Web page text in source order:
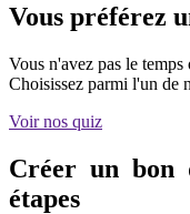
Vous préférez
Vous n'avez pas le
Choisissez parmi l'un de
Voir nos quiz
Créer un bon
étapes